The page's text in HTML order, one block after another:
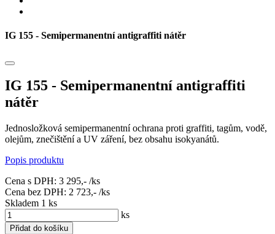
IG 155 - Semipermanentní antigraffiti nátěr
IG 155 - Semipermanentní antigraffiti
nátěr
Jednosložková semipermanentní ochrana proti graffiti, tagům, vodě,
olejům, znečištění a UV záření, bez obsahu isokyanátů.
Popis produktu
Cena s DPH: 3 295,- /ks
Cena bez DPH: 2 723,- /ks
Skladem 1 ks
ks
Přidat do košíku